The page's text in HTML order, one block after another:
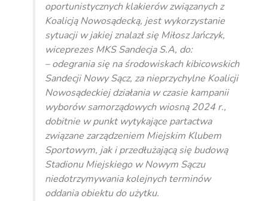
oportunistycznych klakierów związanych z
Koalicją Nowosądecką, jest wykorzystanie
sytuacji w jakiej znalazł się Miłosz Jańczyk,
wiceprezes MKS Sandecja S.A, do:
– odegrania się na środowiskach kibicowskich
Sandecji Nowy Sącz, za nieprzychylne Koalicji
Nowosądeckiej działania w czasie kampanii
wyborów samorządowych wiosną 2024 r.,
dobitnie w punkt wytykające partactwa
związane zarządzeniem Miejskim Klubem
Sportowym, jak i przedłużającą się budową
Stadionu Miejskiego w Nowym Sączu
niedotrzymywania kolejnych terminów
oddania obiektu do użytku.